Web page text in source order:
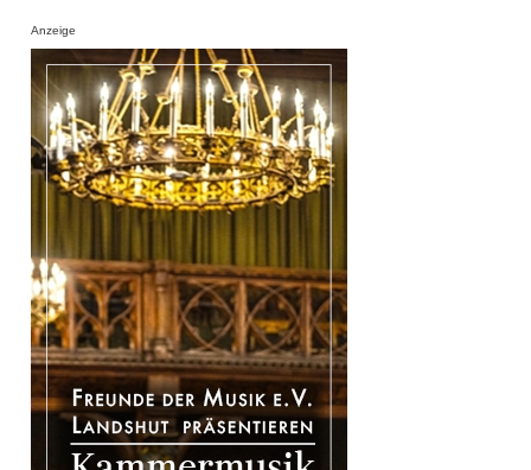
Anzeige